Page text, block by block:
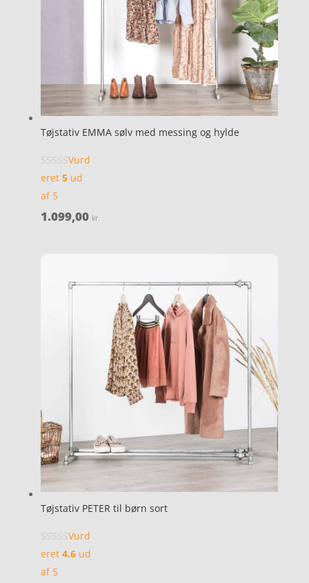
Tøjstativ EMMA sølv med messing og hylde
Vurd
eret 5ud
af 5
1.099,00 kr.
Tøjstativ PETER til børn sort
Vurd
eret 4.6ud
af 5